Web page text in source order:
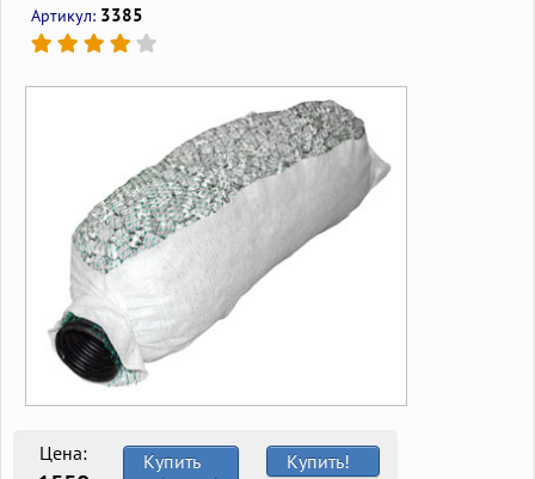
Артикул: 3385
Цена: Купить!
Купить